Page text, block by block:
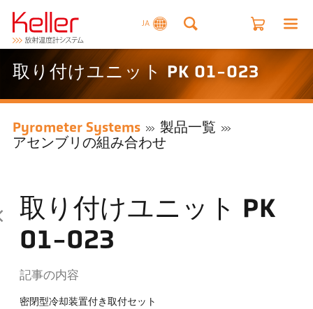
JA
取り付けユニット PK 01-023
Pyrometer Systems
製品一覧
アセンブリの組み合わせ
取り付けユニット PK
01-023
記事の内容
密閉型冷却装置付き取付セット